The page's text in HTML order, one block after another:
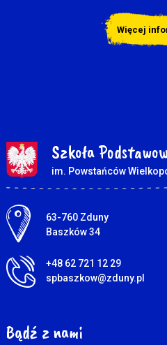
Więcej
Szkoła
im. Powstańców
Adres pocztowy:
63-760 Zduny
Baszków 34
+48 62 721 12 29
spbaszkow@zduny.pl
Bądź z nami